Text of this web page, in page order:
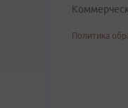
Политика